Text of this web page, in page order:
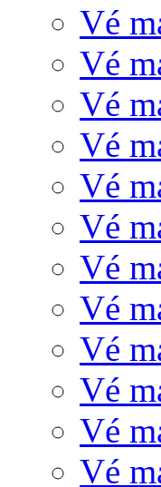
Vé
Vé
Vé
Vé
Vé
Vé
Vé
Vé
Vé
Vé
Vé
Vé